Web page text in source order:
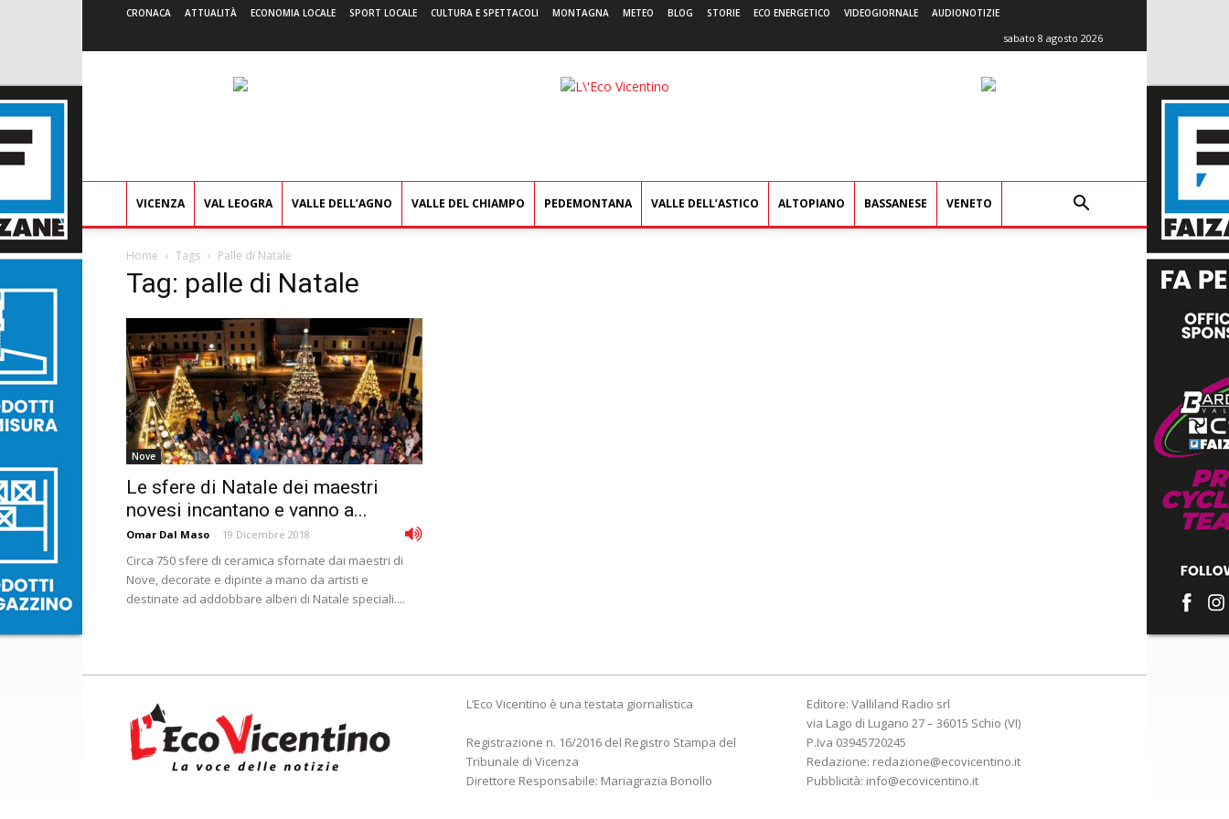
CRONACA ATTUALITÀ ECONOMIA LOCALE SPORT LOCALE CULTURA E SPETTACOLI MONTAGNA METEO BLOG STORIE ECO ENERGETICO VIDEOGIORNALE AUDIONOTIZIE
sabato 8 agosto 2026
L'Eco
VICENZA VAL LEOGRA VALLE DELL’AGNO VALLE DEL CHIAMPO PEDEMONTANA VALLE DELL’ASTICO ALTOPIANO BASSANESE VENETO
Home Tags Palle di Natale
Tag: palle di Natale
Nove
Le sfere di Natale dei maestri
novesi incantano e vanno a...
Omar Dal Maso - 19 Dicembre 2018
Circa 750 sfere di ceramica sfornate dai maestri di
Nove, decorate e dipinte a mano da artisti e
destinate ad addobbare alberi di Natale speciali....
L’Eco Vicentino è una testata giornalistica
Registrazione n. 16/2016 del Registro Stampa del
Tribunale di Vicenza
Direttore Responsabile: Mariagrazia Bonollo
Editore: Valliland Radio srl
via Lago di Lugano 27 – 36015 Schio (VI)
P.Iva 03945720245
Redazione: redazione@ecovicentino.it
Pubblicità: info@ecovicentino.it